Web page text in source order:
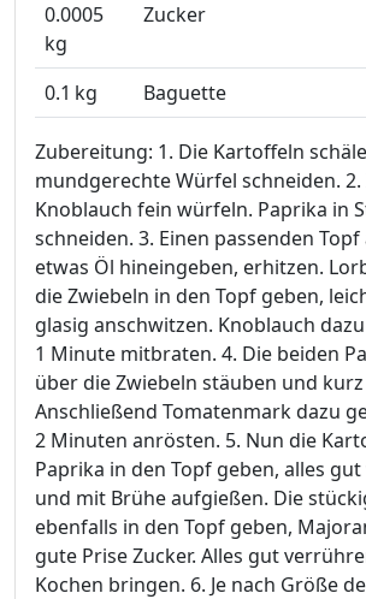
0.0005
kg
Zucker
0.1 kg Baguette
Zubereitung: 1. Die Kartoffeln
mundgerechte Würfel schneiden.
Knoblauch fein würfeln. Paprika in
schneiden. 3. Einen passenden
etwas Öl hineingeben, erhitzen.
die Zwiebeln in den Topf geben,
glasig anschwitzen. Knoblauch
1 Minute mitbraten. 4. Die beiden
über die Zwiebeln stäuben und
Anschließend Tomatenmark dazu
2 Minuten anrösten. 5. Nun die
Paprika in den Topf geben, alles
und mit Brühe aufgießen. Die
ebenfalls in den Topf geben,
gute Prise Zucker. Alles gut
Kochen bringen. 6. Je nach Größe